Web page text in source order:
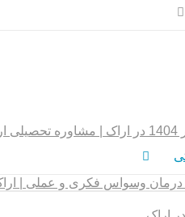
درمان وسواس فکری و عملی |